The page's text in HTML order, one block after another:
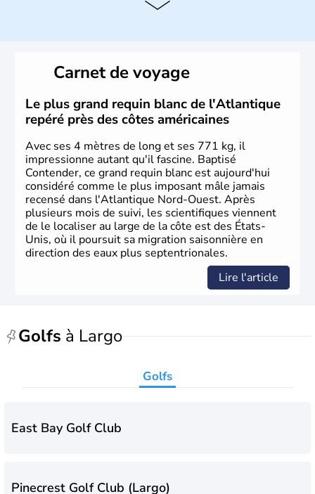
Plusieurs populations se sont succédées avant l'arrivée
des européens, suite à la découverte du continent par
Christophe Colomb en 1492. Les 13 colonies
britanniques proclament la Déclaration d'indépendance
en 1776 et adoptent leur première constitution en 1787.
La conquête de l'Ouest marque ensuite l'entrée dans une
phase de développement intense.
Carnet de voyage
Le plus grand requin blanc de l'Atlantique
repéré près des côtes américaines
Avec ses 4 mètres de long et ses 771 kg, il
impressionne autant qu'il fascine. Baptisé
Contender, ce grand requin blanc est aujourd'hui
considéré comme le plus imposant mâle jamais
recensé dans l'Atlantique Nord-Ouest. Après
plusieurs mois de suivi, les scientifiques viennent
de le localiser au large de la côte est des États-
Unis, où il poursuit sa migration saisonnière en
direction des eaux plus septentrionales.
Lire l'article
Golfs à Largo
Golfs
East Bay Golf Club
Pinecrest Golf Club (Largo)